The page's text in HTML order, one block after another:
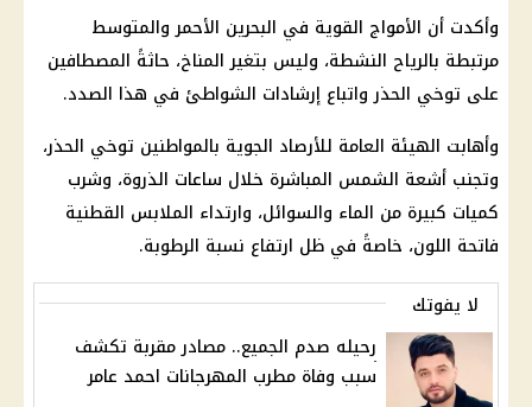
وأكدت أن الأمواج القوية في البحرين الأحمر والمتوسط ​​
مرتبطة بالرياح النشطة، وليس بتغير المناخ، حاثةً المصطافين
على توخي الحذر واتباع إرشادات الشواطئ في هذا الصدد.
وأهابت الهيئة العامة للأرصاد الجوية بالمواطنين توخي الحذر،
وتجنب أشعة الشمس المباشرة خلال ساعات الذروة، وشرب
كميات كبيرة من الماء والسوائل، وارتداء الملابس القطنية
فاتحة اللون، خاصةً في ظل ارتفاع نسبة الرطوبة.
لا يفوتك
رحيله صدم الجميع.. مصادر مقربة تكشف
سبب وفاة مطرب المهرجانات احمد عامر